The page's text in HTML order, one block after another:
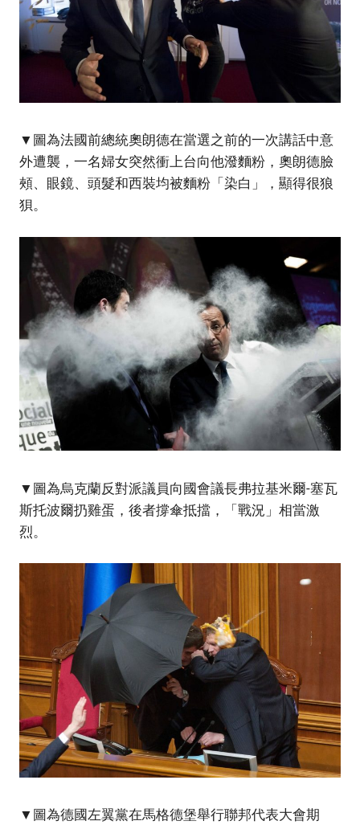
▼圖為法國前總統奧朗德在當選之前的一次講話中意
外遭襲，一名婦女突然衝上台向他潑麵粉，奧朗德臉
頰、眼鏡、頭髮和西裝均被麵粉「染白」，顯得很狼
狽。
▼圖為烏克蘭反對派議員向國會議長弗拉基米爾-塞瓦
斯托波爾扔雞蛋，後者撐傘抵擋，「戰況」相當激
烈。
▼圖為德國左翼黨在馬格德堡舉行聯邦代表大會期